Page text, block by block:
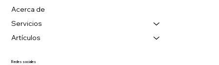
Acerca de
Servicios
Artículos
Redes sociales